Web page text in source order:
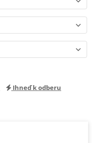
Ihneď k odberu